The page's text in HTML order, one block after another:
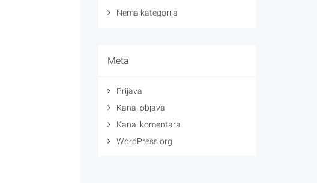
Nema kategorija
Meta
Prijava
Kanal objava
Kanal komentara
WordPress.org